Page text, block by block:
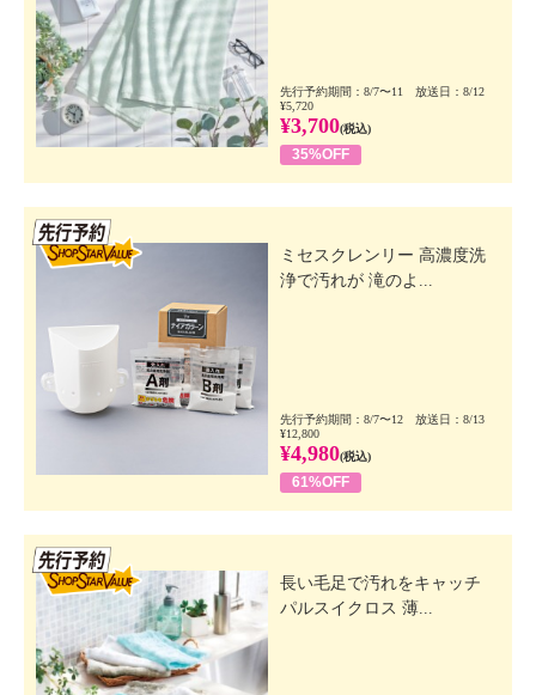
先行予約期間：8/7〜11 放送日：8/12
¥5,720
¥3,700(税込)
35%OFF
ミセスクレンリー 高濃度洗
浄で汚れが 滝のよ...
先行予約期間：8/7〜12 放送日：8/13
¥12,800
¥4,980(税込)
61%OFF
長い毛足で汚れをキャッチ
パルスイクロス 薄...